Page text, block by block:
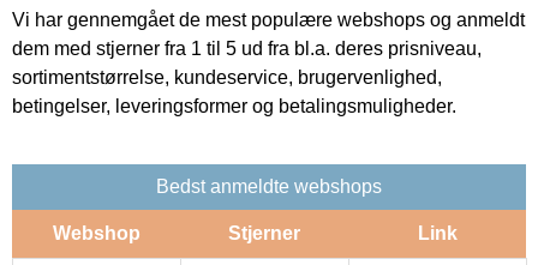
Vi har gennemgået de mest populære webshops og anmeldt
dem med stjerner fra 1 til 5 ud fra bl.a. deres prisniveau,
sortimentstørrelse, kundeservice, brugervenlighed,
betingelser, leveringsformer og betalingsmuligheder.
Bedst anmeldte webshops
Webshop Stjerner Link